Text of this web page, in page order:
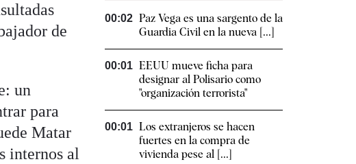
de
un
para
Matar
internos al
00:02 Paz Vega es una sargento de la
Guardia Civil en la nueva [...]
00:01 EEUU mueve ficha para
designar al Polisario como
"organización terrorista"
00:01 Los extranjeros se hacen
fuertes en la compra de
vivienda pese al [...]